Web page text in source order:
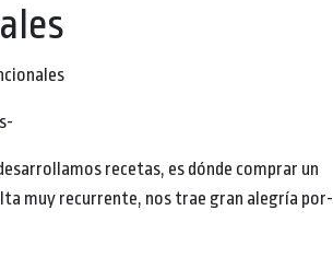
recetas, es dónde comprar un
muy recurrente, nos trae gran alegría por-